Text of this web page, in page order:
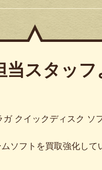
当スタッフ
クイックディスク ソ
ソフトを買取強化して